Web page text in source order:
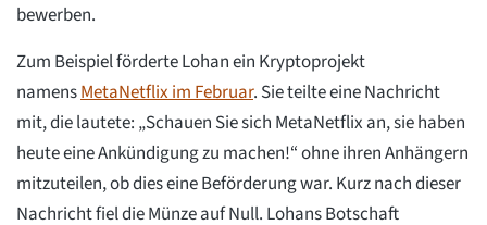
bewerben.
Zum Beispiel förderte Lohan ein Kryptoprojekt
namensMetaNetflix im Februar. Sie teilte eine Nachricht
mit, die lautete: „Schauen Sie sich MetaNetflix an, sie haben
heute eine Ankündigung zu machen!“ ohne ihren Anhängern
mitzuteilen, ob dies eine Beförderung war. Kurz nach dieser
Nachricht fiel die Münze auf Null. Lohans Botschaft